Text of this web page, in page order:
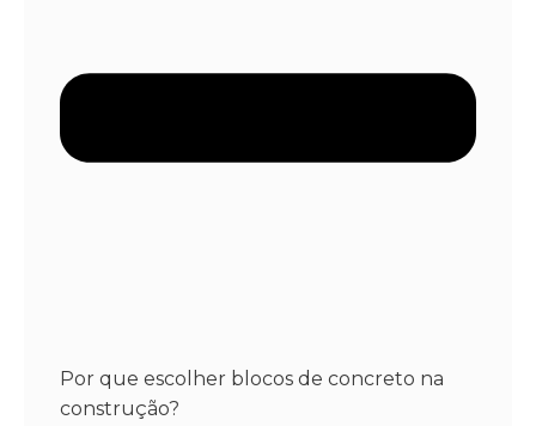
Por que escolher blocos de concreto na
construção?